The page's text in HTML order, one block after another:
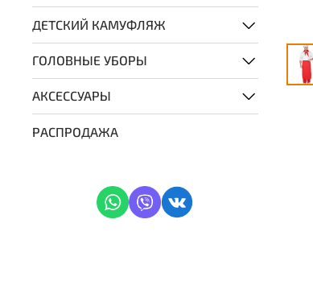
ДЕТСКИЙ КАМУФЛЯЖ
ГОЛОВНЫЕ УБОРЫ
АКСЕССУАРЫ
РАСПРОДАЖА